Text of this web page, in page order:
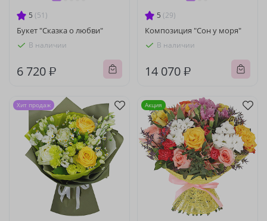
5 (51)
Букет "Сказка о любви"
В наличии
6 720 ₽
5 (29)
Композиция "Сон у моря"
В наличии
14 070 ₽
Хит продаж Акция